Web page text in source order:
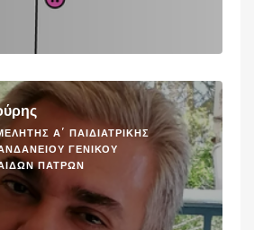
Α΄ ΠΑΙΔΙΑΤΡΙΚΉΣ
ΓΕΝΙΚΟΎ
ΠΑΤΡΏΝ